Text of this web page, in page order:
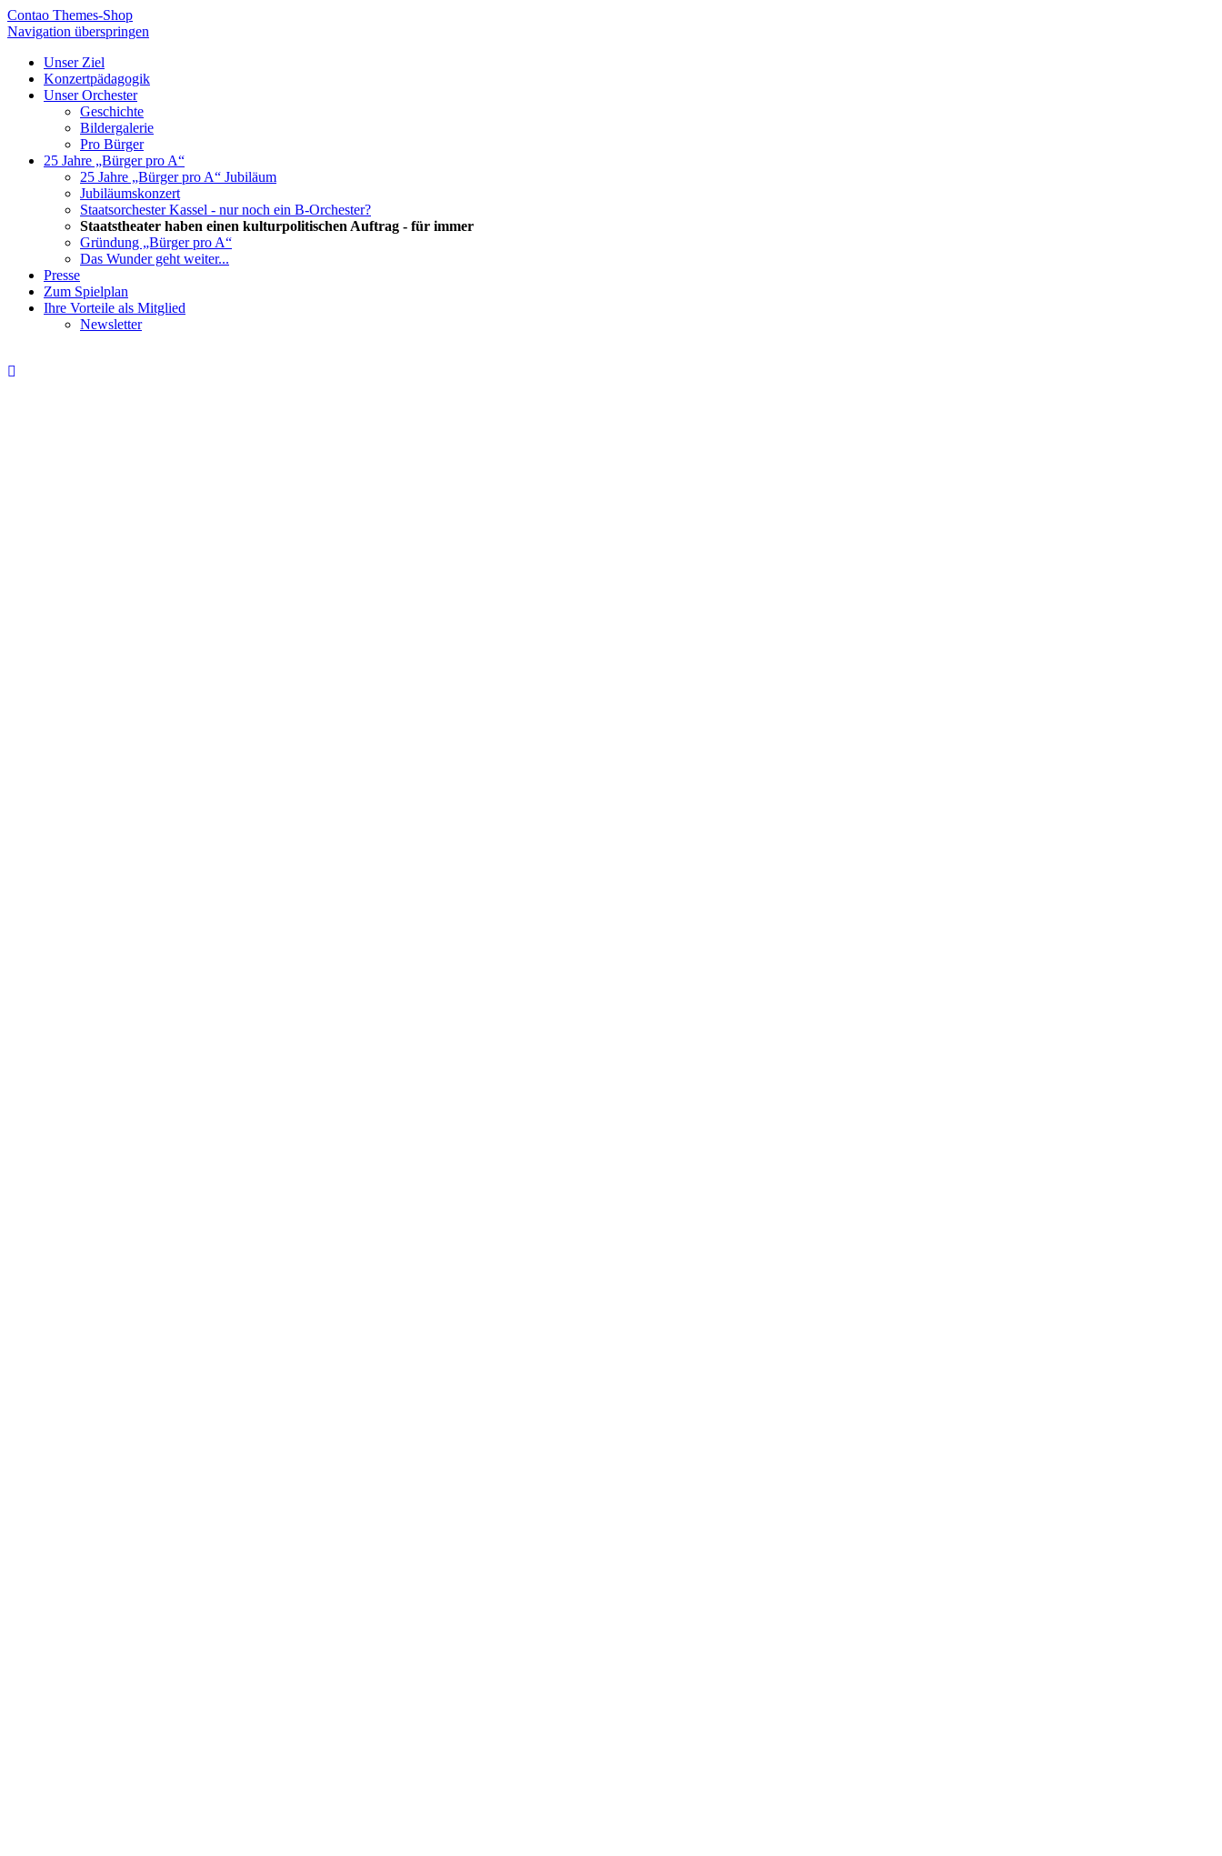
Contao Themes-Shop
Navigation überspringen
Unser Ziel
Konzertpädagogik
Unser Orchester
Geschichte
Bildergalerie
Pro Bürger
25 Jahre „Bürger pro A“
25 Jahre „Bürger pro A“ Jubiläum
Jubiläumskonzert
Staatsorchester Kassel - nur noch ein B-Orchester?
Staatstheater haben einen kulturpolitischen Auftrag - für immer
Gründung „Bürger pro A“
Das Wunder geht weiter...
Presse
Zum Spielplan
Ihre Vorteile als Mitglied
Newsletter